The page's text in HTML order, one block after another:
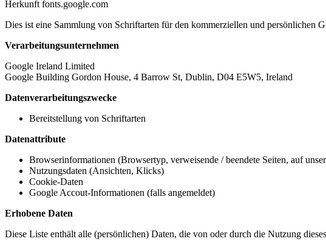
Herkunft fonts.google.com
Dies ist eine Sammlung von Schriftarten für den kommerziellen und persönlichen
Verarbeitungsunternehmen
Google Ireland Limited
Google Building Gordon House, 4 Barrow St, Dublin, D04 E5W5, Ireland
Datenverarbeitungszwecke
Bereitstellung von Schriftarten
Datenattribute
Browserinformationen (Browsertyp, verweisende / beendete Seiten, auf
Nutzungsdaten (Ansichten, Klicks)
Cookie-Daten
Google Accout-Informationen (falls angemeldet)
Erhobene Daten
Diese Liste enthält alle (persönlichen) Daten, die von oder durch die Nutzung